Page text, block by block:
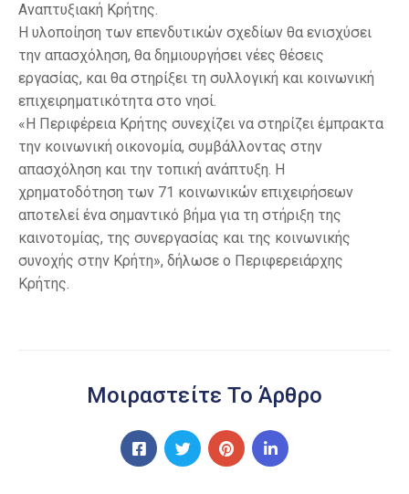
Αναπτυξιακή Κρήτης.
Η υλοποίηση των επενδυτικών σχεδίων θα ενισχύσει
την απασχόληση, θα δημιουργήσει νέες θέσεις
εργασίας, και θα στηρίξει τη συλλογική και κοινωνική
επιχειρηματικότητα στο νησί.
«Η Περιφέρεια Κρήτης συνεχίζει να στηρίζει έμπρακτα
την κοινωνική οικονομία, συμβάλλοντας στην
απασχόληση και την τοπική ανάπτυξη. Η
χρηματοδότηση των 71 κοινωνικών επιχειρήσεων
αποτελεί ένα σημαντικό βήμα για τη στήριξη της
καινοτομίας, της συνεργασίας και της κοινωνικής
συνοχής στην Κρήτη», δήλωσε ο Περιφερειάρχης
Κρήτης.
Μοιραστείτε Το Άρθρο